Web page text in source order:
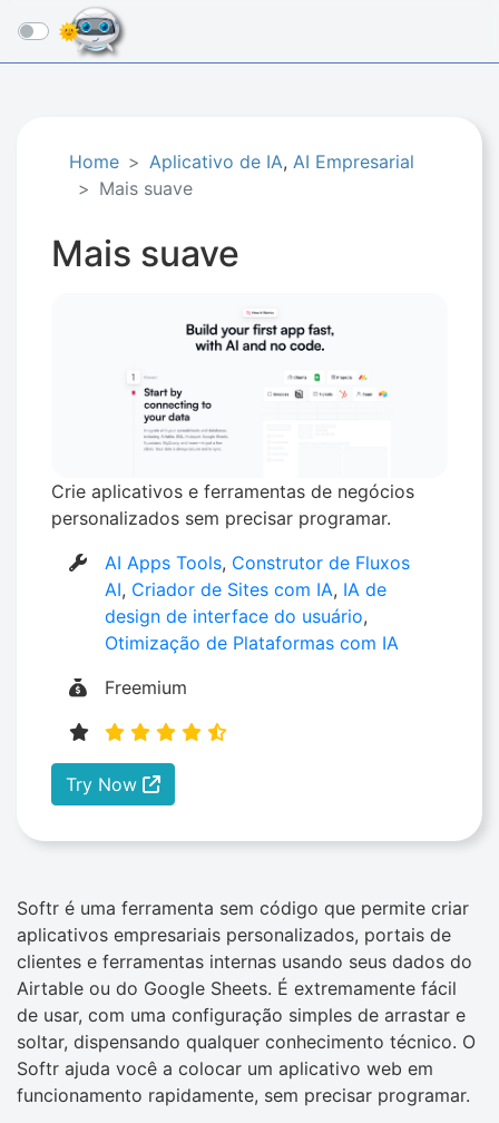
☰
Home Aplicativo de IA, AI Empresarial
Mais suave
Mais suave
Crie aplicativos e ferramentas de negócios
personalizados sem precisar programar.
AI Apps Tools, Construtor de Fluxos
AI, Criador de Sites com IA, IA de
design de interface do usuário,
Otimização de Plataformas com IA
Freemium
Try Now
Softr é uma ferramenta sem código que permite criar
aplicativos empresariais personalizados, portais de
clientes e ferramentas internas usando seus dados do
Airtable ou do Google Sheets. É extremamente fácil
de usar, com uma configuração simples de arrastar e
soltar, dispensando qualquer conhecimento técnico. O
Softr ajuda você a colocar um aplicativo web em
funcionamento rapidamente, sem precisar programar.